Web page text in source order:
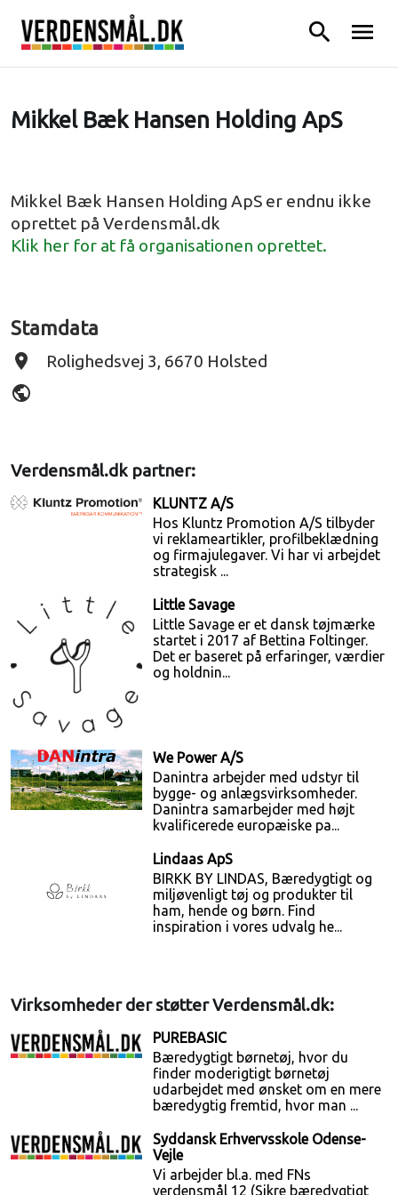
search menu
Mikkel Bæk Hansen Holding ApS
Mikkel Bæk Hansen Holding ApS er endnu ikke
oprettet på Verdensmål.dk
Klik her for at få organisationen oprettet.
Stamdata
place Rolighedsvej 3, 6670 Holsted
public
Verdensmål.dk partner:
KLUNTZ A/S
Hos Kluntz Promotion A/S tilbyder
vi reklameartikler, profilbeklædning
og firmajulegaver. Vi har vi arbejdet
strategisk ...
Little Savage
Little Savage er et dansk tøjmærke
startet i 2017 af Bettina Foltinger.
Det er baseret på erfaringer, værdier
og holdnin...
We Power A/S
Danintra arbejder med udstyr til
bygge- og anlægsvirksomheder.
Danintra samarbejder med højt
kvalificerede europæiske pa...
Lindaas ApS
BIRKK BY LINDAS, Bæredygtigt og
miljøvenligt tøj og produkter til
ham, hende og børn. Find
inspiration i vores udvalg he...
Virksomheder der støtter Verdensmål.dk:
PUREBASIC
Bæredygtigt børnetøj, hvor du
finder moderigtigt børnetøj
udarbejdet med ønsket om en mere
bæredygtig fremtid, hvor man ...
Syddansk Erhvervsskole Odense-
Vejle
Vi arbejder bl.a. med FNs
verdensmål 12 (Sikre bæredygtigt